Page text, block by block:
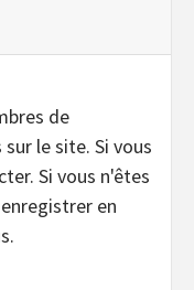
de
le site. Si vous
Si vous n'êtes
en